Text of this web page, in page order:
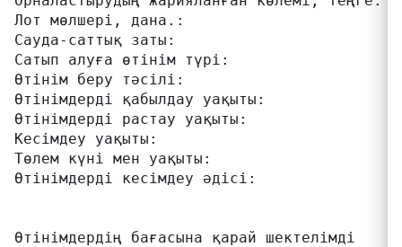
Лот мөлшері, дана.:                       1
Сауда-саттық заты:
Сатып алуға өтінім түрі:
Өтінім беру тәсілі:
Өтінімдерді қабылдау уақыты:
Өтінімдерді растау уақыты:
Кесімдеу уақыты:
Төлем күні мен уақыты:
Өтінімдерді кесімдеу әдісі:
Өтінімдердің бағасына қарай шектелімді